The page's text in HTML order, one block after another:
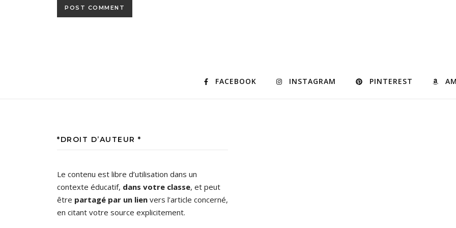
FACEBOOK INSTAGRAM PINTEREST
*DROIT D’AUTEUR *
Le contenu est libre d’utilisation dans un
contexte éducatif, dans votre classe, et peut
être partagé par un lien vers l’article concerné,
en citant votre source explicitement.